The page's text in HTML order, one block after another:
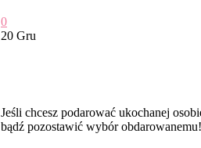
0
20 Gru
Jeśli chcesz podarować ukochanej
bądź pozostawić wybór